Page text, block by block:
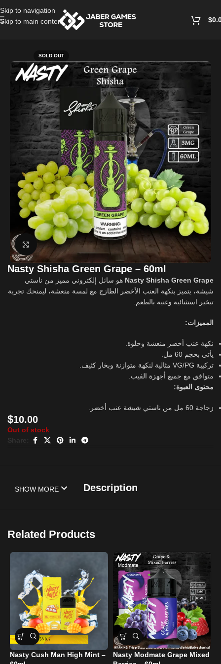
Skip to navigation
Skip to main content
$
SOLD OUT
Click to enlarge
Nasty Shisha Green Grape – 60ml
Nasty Shisha Green Grape هو سائل إلكتروني مميز من ناستي
شيشة، يتميز بنكهة العنب الأخضر الطازج مع لمسة منعشة، ليمنحك تجربة
تبخير استثنائية وغنية بالطعم.
المميزات:
نكهة عنب أخضر منعشة وحلوة.
يأتي بحجم 60 مل.
تركيبة VG/PG مثالية لنكهة متوازنة وبخار كثيف.
متوافق مع جميع أجهزة الفيب.
محتوى العبوة:
زجاجة 60 مل من ناستي شيشة عنب أخضر.
$10.00
Out of stock
Share:
Description
SHOW MORE
Related Products
Nasty Cush Man High Mint –
Nasty Modmate Grape Mixed